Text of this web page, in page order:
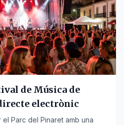
de Música de
electrònic
el Parc del Pinaret amb una